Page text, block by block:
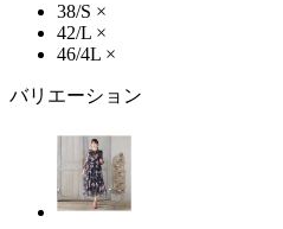
38/S ×
42/L ×
46/4L ×
バリエーション